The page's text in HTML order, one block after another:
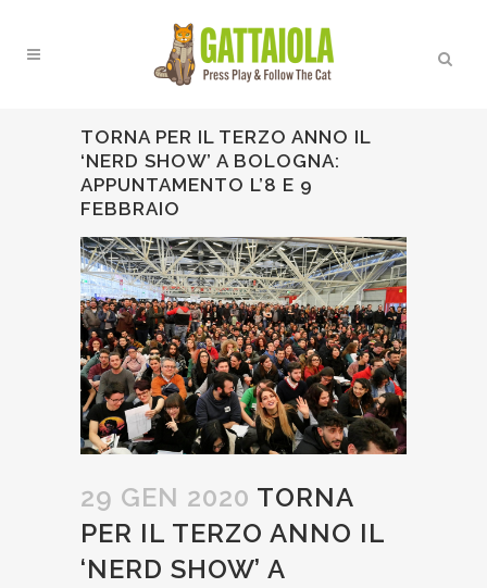
TORNA PER IL TERZO ANNO IL
‘NERD SHOW’ A BOLOGNA:
APPUNTAMENTO L’8 E 9
FEBBRAIO
29 GEN 2020 TORNA
PER IL TERZO ANNO IL
‘NERD SHOW’ A